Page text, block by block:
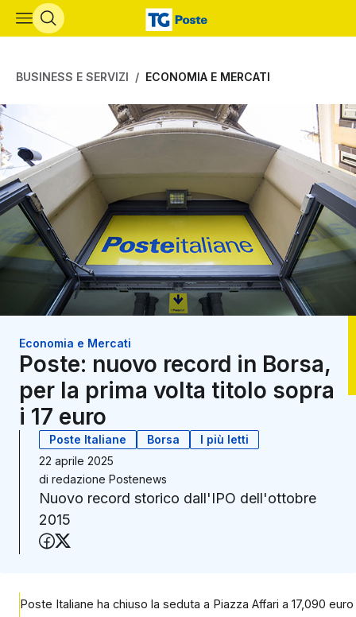
Vai al contenuto principale
BUSINESS E SERVIZI ECONOMIA E MERCATI
Economia e Mercati
Poste: nuovo record in Borsa,
per la prima volta titolo sopra
i 17 euro
Poste Italiane Borsa
I più letti
22 aprile 2025
di redazione Postenews
Nuovo record storico dall'IPO dell'ottobre
2015
Condividi su Facebook
Poste Italiane ha chiuso la seduta a Piazza Affari a 17,090 euro